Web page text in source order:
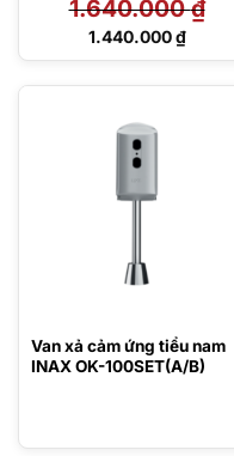
1.640.000₫
Giá
1.640.000 ₫.
1.440.000₫
Giá
1.440.000 ₫.
Van xả cảm ứng tiểu nam
INAX OK-100SET(A/B)